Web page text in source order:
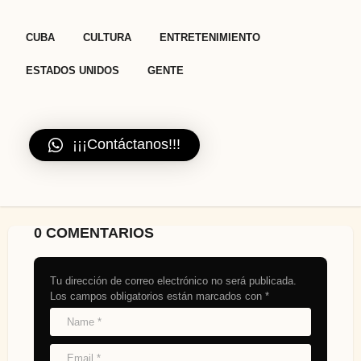
CUBA CULTURA ENTRETENIMIENTO
ESTADOS UNIDOS GENTE
¡¡¡Contáctanos!!!
0 COMENTARIOS
Tu dirección de correo electrónico no será publicada.
Los campos obligatorios están marcados con *